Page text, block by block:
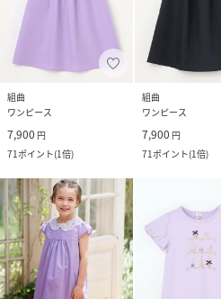
組曲
ワンピース
7,900 円
71ポイント(1倍)
組曲
ワンピース
7,900 円
71ポイント(1倍)